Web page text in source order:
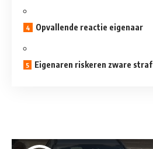
Opvallende reactie eigenaar
Eigenaren riskeren zware straf